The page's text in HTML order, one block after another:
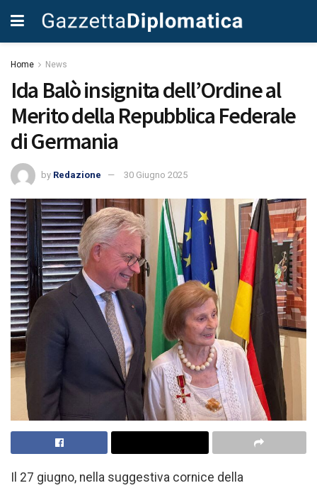
Home News
Ida Balò insignita dell’Ordine al
Merito della Repubblica Federale
di Germania
by Redazione 30 Giugno 2025
Il 27 giugno, nella suggestiva cornice della